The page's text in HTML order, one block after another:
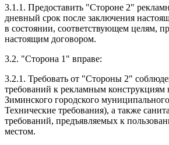
3.1.1. Предоставить "Стороне 2"
дневный срок после заключения
в состоянии, соответствующем целям,
настоящим договором.
3.2. "Сторона 1" вправе:
3.2.1. Требовать от "Стороны 2"
требований к рекламным конструкциям
Зиминского городского
Технические требования), а также
требований, предъявляемых к
местом.